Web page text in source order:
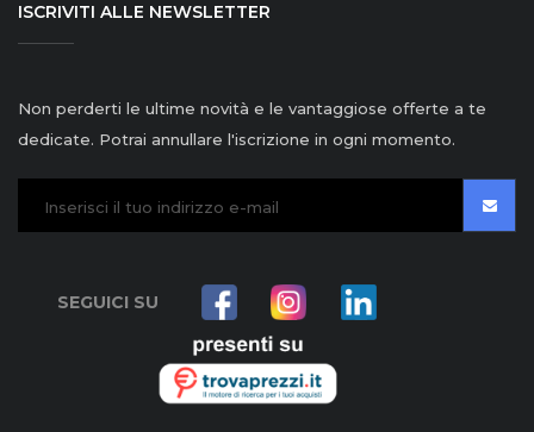
ISCRIVITI ALLE NEWSLETTER
Non perderti le ultime novità e le vantaggiose offerte a te
dedicate. Potrai annullare l'iscrizione in ogni momento.
SEGUICI SU